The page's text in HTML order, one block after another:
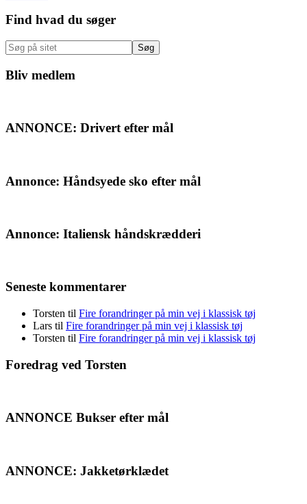
Primær
Sidebar
Find hvad du søger
Søg
på
sitet
Bliv medlem
ANNONCE: Drivert efter mål
Annonce: Håndsyede sko efter mål
Annonce: Italiensk håndskrædderi
Seneste kommentarer
Torsten til Fire forandringer på min vej i klassisk tøj
Lars til Fire forandringer på min vej i klassisk tøj
Torsten til Fire forandringer på min vej i klassisk tøj
Foredrag ved Torsten
ANNONCE Bukser efter mål
ANNONCE: Jakketørklædet